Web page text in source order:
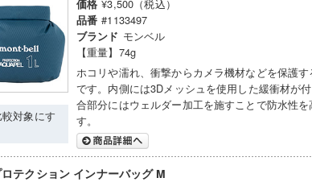
較対象にす
価格 ¥3,500（税込）
品番 #1133497
ブランド モンベル
【重量】74g
ホコリや濡れ、衝撃からカメラ機材などを保護
です。内側には3Dメッシュを使用した緩衝材が
合部分にはウェルダー加工を施すことで防水性を
す。
テクション インナーバッグ M